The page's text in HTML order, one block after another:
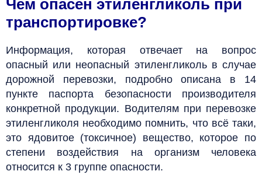
Чем опасен этиленгликоль при
транспортировке?
Информация, которая отвечает на вопрос
опасный или неопасный этиленгликоль в случае
дорожной перевозки, подробно описана в 14
пункте паспорта безопасности производителя
конкретной продукции. Водителям при перевозке
этиленгликоля необходимо помнить, что всё таки,
это ядовитое (токсичное) вещество, которое по
степени воздействия на организм человека
относится к 3 группе опасности.